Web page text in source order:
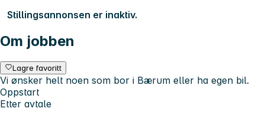
Stillingsannonsen er inaktiv.
Om jobben
Lagre favoritt
Vi ønsker helt noen som bor i Bærum eller ha egen bil.
Oppstart
Etter avtale